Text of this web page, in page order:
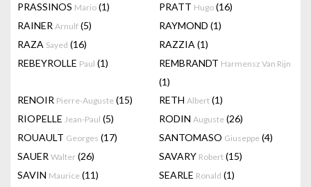
PRASSINOS Mario (1) PRATT Hugo (16)
RAINER Arnulf (5) RAYMOND (1)
RAZA Sayed (16) RAZZIA (1)
REBEYROLLE Paul (1) REMBRANDT Harmensz Van Rijn
(1)
RENOIR Pierre-Auguste (15) RETH Albert (1)
RIOPELLE Jean-Paul (5) RODIN Auguste (26)
ROUAULT Georges (17) SANTOMASO Giuseppe (4)
SAUER Walter (26) SAVARY Robert (15)
SAVIN Maurice (11) SEARLE Ronald (1)